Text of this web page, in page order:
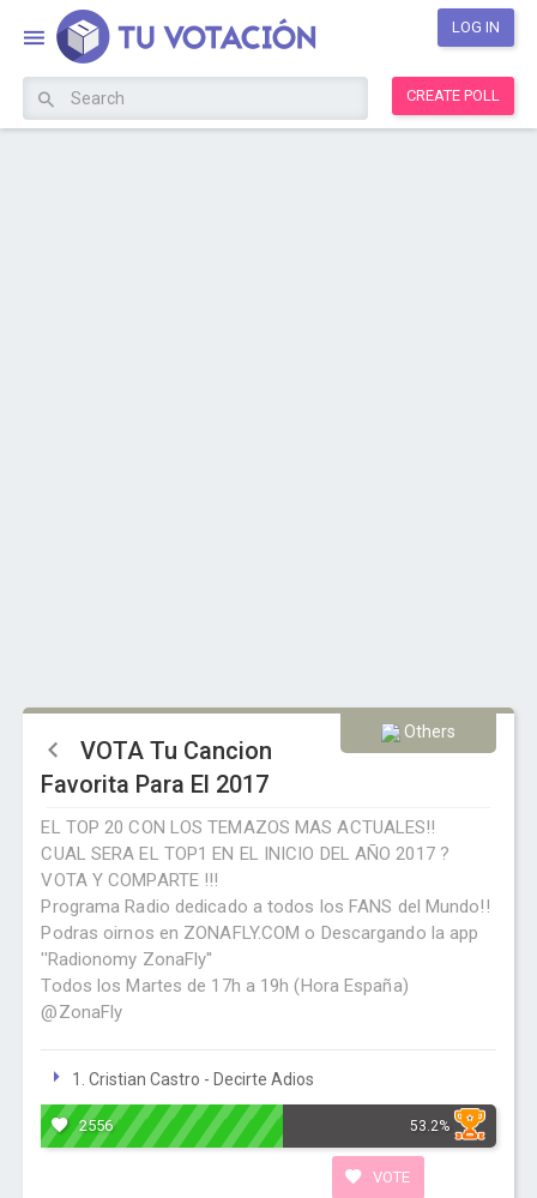
LOG IN
CREATE POLL
Others
VOTA Tu Cancion
Favorita Para El 2017
EL TOP 20 CON LOS TEMAZOS MAS ACTUALES!!
CUAL SERA EL TOP1 EN EL INICIO DEL AÑO 2017 ?
VOTA Y COMPARTE !!!
Programa Radio dedicado a todos los FANS del Mundo!!
Podras oirnos en ZONAFLY.COM o Descargando la app
''Radionomy ZonaFly''
Todos los Martes de 17h a 19h (Hora España)
@ZonaFly
1. Cristian Castro - Decirte Adios
2556 53.2%
VOTE